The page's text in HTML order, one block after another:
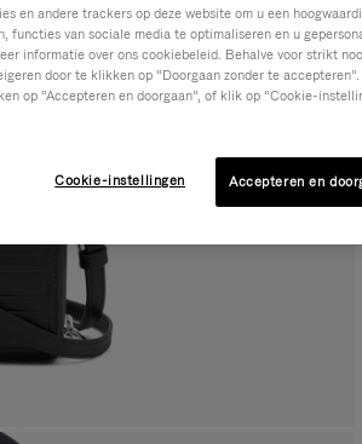
en andere trackers op deze website om u een
functies van sociale media te optimaliseren en u
informatie over ons cookiebeleid. Behalve voor strikt
door te klikken op “Doorgaan zonder te
op “Accepteren en doorgaan”, of klik op “Cookie-
Cookie-instellingen Accepteren en